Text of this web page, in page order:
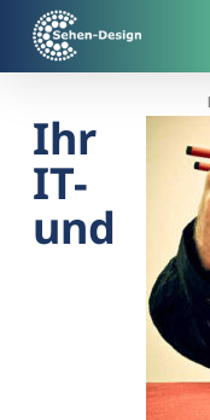
main
Ihr
IT-
und